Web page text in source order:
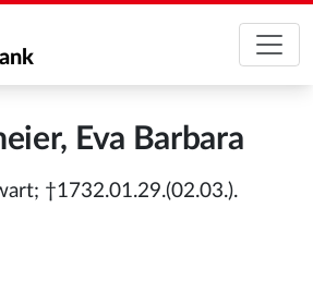
Eva Barbara
†1732.01.29.(02.03.).